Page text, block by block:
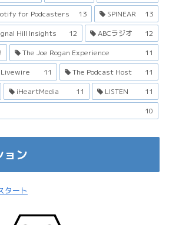
for Podcasters 13 SPINEAR
13
Hill Insights 12 ABCラジオ
12
The Joe Rogan Experience
11
Livewire 11 The Podcast Host
11
iHeartMedia 11 LISTEN
11
10
ョン
タート